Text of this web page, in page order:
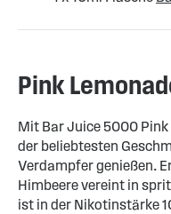
Pink
Mit Bar Juice 5000
der beliebtesten
Verdampfer genießen.
Himbeere vereint in
ist in der Nikotinstärke